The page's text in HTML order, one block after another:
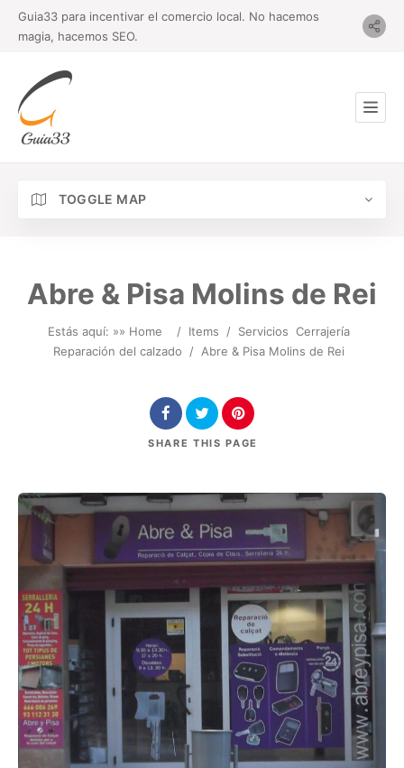
Guia33 para incentivar el comercio local. No hacemos
magia, hacemos SEO.
TOGGLE MAP
Abre & Pisa Molins de Rei
Estás aquí: »» Home / Items / Servicios Cerrajería
Reparación del calzado
/ Abre & Pisa Molins de Rei
SHARE THIS PAGE